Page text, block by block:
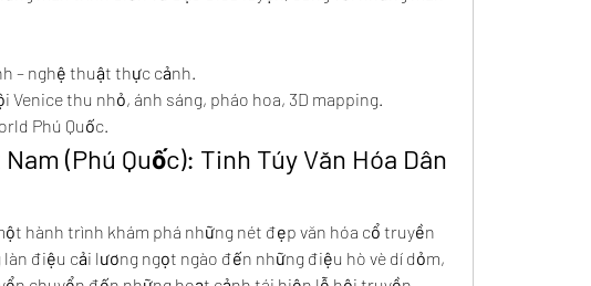
– nghệ thuật thực cảnh.
Venice thu nhỏ, ánh sáng, pháo hoa, 3D mapping.
Phú Quốc.
(Phú Quốc): Tinh Túy Văn Hóa Dân
hành trình khám phá những nét đẹp văn hóa cổ truyền
điệu cải lương ngọt ngào đến những điệu hò vè dí dỏm,